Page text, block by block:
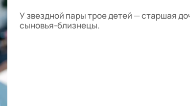
У звездной пары трое детей — старшая
сыновья-близнецы.